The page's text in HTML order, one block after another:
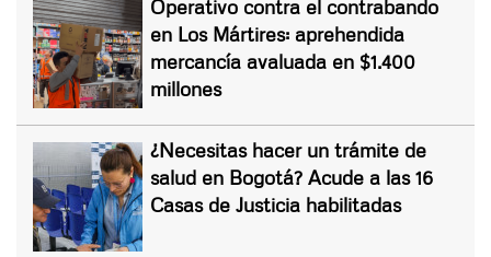
Operativo contra el contrabando
en Los Mártires: aprehendida
mercancía avaluada en $1.400
millones
¿Necesitas hacer un trámite de
salud en Bogotá? Acude a las 16
Casas de Justicia habilitadas